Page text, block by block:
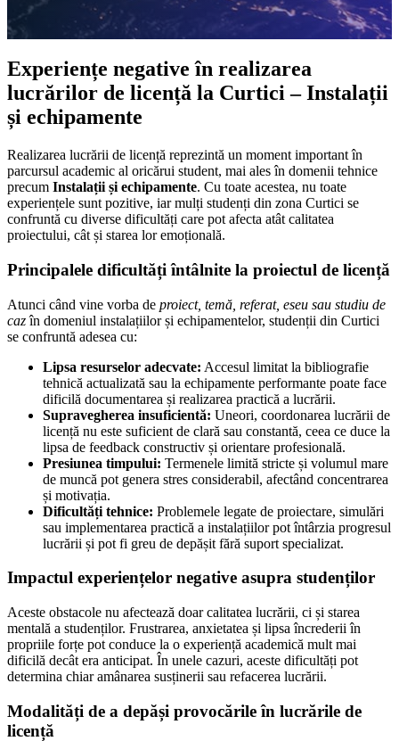
Experiențe negative în realizarea
lucrărilor de licență la Curtici – Instalații
și echipamente
Realizarea lucrării de licență reprezintă un moment important în
parcursul academic al oricărui student, mai ales în domenii tehnice
precum Instalații și echipamente. Cu toate acestea, nu toate
experiențele sunt pozitive, iar mulți studenți din zona Curtici se
confruntă cu diverse dificultăți care pot afecta atât calitatea
proiectului, cât și starea lor emoțională.
Principalele dificultăți întâlnite la proiectul de licență
Atunci când vine vorba de proiect, temă, referat, eseu sau studiu de
cazîn domeniul instalațiilor și echipamentelor, studenții din Curtici
se confruntă adesea cu:
Lipsa resurselor adecvate: Accesul limitat la bibliografie
tehnică actualizată sau la echipamente performante poate face
dificilă documentarea și realizarea practică a lucrării.
Supravegherea insuficientă: Uneori, coordonarea lucrării de
licență nu este suficient de clară sau constantă, ceea ce duce la
lipsa de feedback constructiv și orientare profesională.
Presiunea timpului: Termenele limită stricte și volumul mare
de muncă pot genera stres considerabil, afectând concentrarea
și motivația.
Dificultăți tehnice: Problemele legate de proiectare, simulări
sau implementarea practică a instalațiilor pot întârzia progresul
lucrării și pot fi greu de depășit fără suport specializat.
Impactul experiențelor negative asupra studenților
Aceste obstacole nu afectează doar calitatea lucrării, ci și starea
mentală a studenților. Frustrarea, anxietatea și lipsa încrederii în
propriile forțe pot conduce la o experiență academică mult mai
dificilă decât era anticipat. În unele cazuri, aceste dificultăți pot
determina chiar amânarea susținerii sau refacerea lucrării.
Modalități de a depăși provocările în lucrările de
licență